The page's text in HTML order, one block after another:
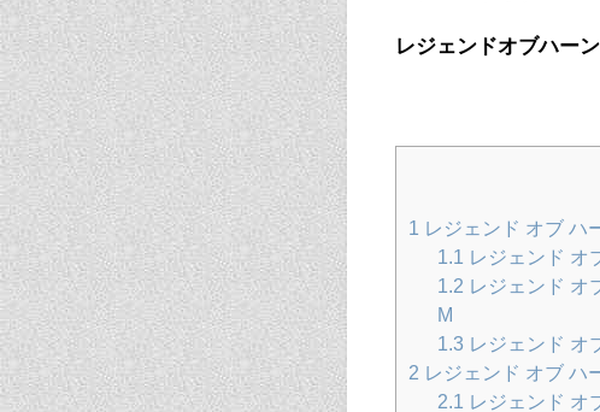
レジェンドオブハー
1
レジェンド オブ ハ
1.1
レジェンド オ
1.2 レジェンド オ
M
1.3 レジェンド オ
2 レジェンド オブ ハ
2.1
レジェンド オ